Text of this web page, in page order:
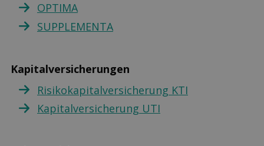
OPTIMA
SUPPLEMENTA
Kapitalversicherungen
Risikokapitalversicherung KTI
Kapitalversicherung UTI